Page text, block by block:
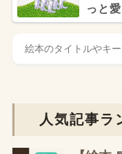
っと
人気記事ラ